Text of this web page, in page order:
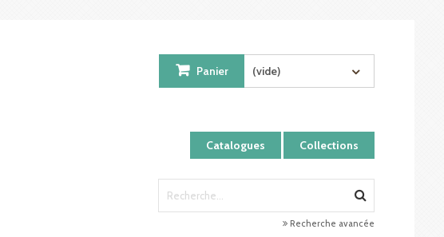
Catalogues Collections
Panier (vide)
Recherche avancée